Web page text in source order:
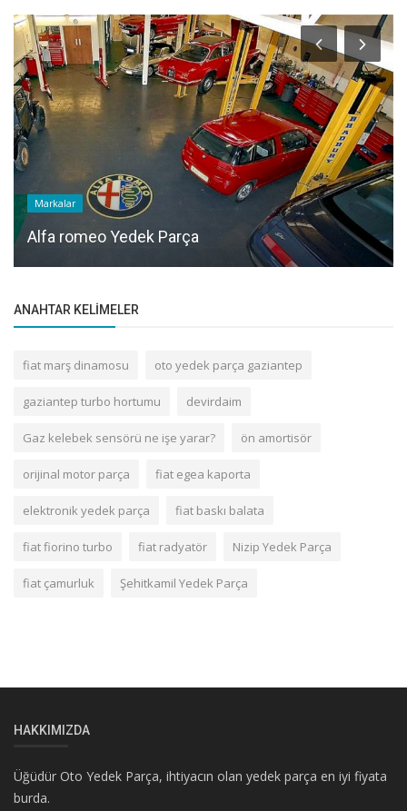
Markalar
Alfa romeo Yedek Parça
ANAHTAR KELIMELER
fiat marş dinamosu oto yedek parça gaziantep
gaziantep turbo hortumu devirdaim
Gaz kelebek sensörü ne işe yarar? ön amortisör
orijinal motor parça fiat egea kaporta
elektronik yedek parça fiat baskı balata
fiat fiorino turbo fiat radyatör Nizip Yedek Parça
fiat çamurluk Şehitkamil Yedek Parça
HAKKIMIZDA
Üğüdür Oto Yedek Parça, ihtiyacın olan yedek parça en iyi fiyata
burda.